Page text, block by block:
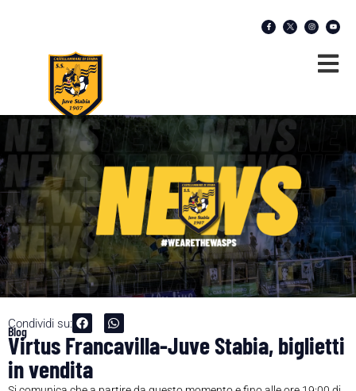
Condividi su:
Blog
Virtus Francavilla-Juve Stabia, biglietti
in vendita